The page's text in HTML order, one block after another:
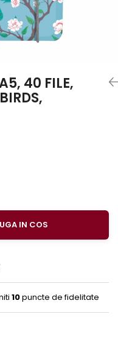
40 FILE,
IN COS
10puncte de fidelitate